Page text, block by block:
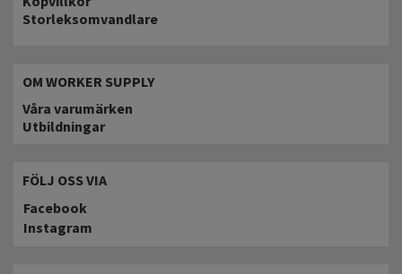
Storleksomvandlare
OM WORKER SUPPLY
Våra varumärken
Utbildningar
FÖLJ OSS VIA
Facebook
Instagram